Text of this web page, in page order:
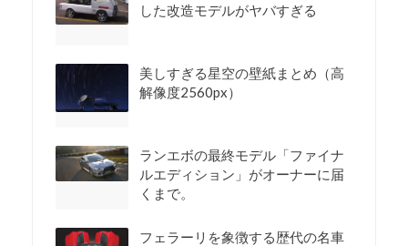
した改造モデルがヤバすぎる
美しすぎる星空の壁紙まとめ（高
解像度2560px）
ランエボの最終モデル「ファイナ
ルエディション」がオーナーに届
くまで。
フェラーリを象徴する歴代の名車